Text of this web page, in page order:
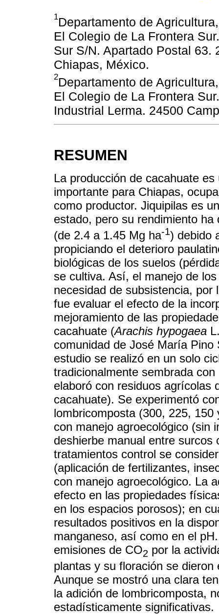
1Departamento de
El Colegio de La Frontera
Sur S/N. Apartado Postal 63.
Chiapas, México.
2Departamento de
El Colegio de La Frontera
Industrial Lerma. 24500
RESUMEN
La producción de cacahuate
importante para Chiapas,
como productor. Jiquipilas es
estado, pero su rendimiento
(de 2.4 a 1.45 Mg ha-1) debido
propiciando el deterioro
biológicas de los suelos
se cultiva. Así, el manejo de
necesidad de subsistencia,
fue evaluar el efecto de la
mejoramiento de las
cacahuate (Arachis hypogaea
comunidad de José María
estudio se realizó en un solo
tradicionalmente sembrada
elaboró con residuos agrícolas
cacahuate). Se experimentó
lombricomposta (300, 225,
con manejo agroecológico (sin
deshierbe manual entre
tratamientos control se
(aplicación de fertilizantes,
con manejo agroecológico. La
efecto en las propiedades
en los espacios porosos); en
resultados positivos en la
manganeso, así como en el
emisiones de CO2 por la
plantas y su floración se
Aunque se mostró una clara
la adición de lombricomposta,
estadísticamente significativas.